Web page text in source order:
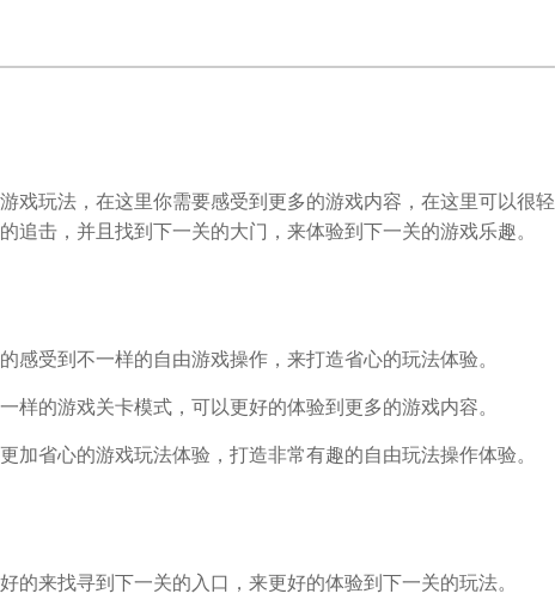
戏玩法，在这里你需要感受到更多的游戏内容，在这里可以很轻
追击，并且找到下一关的大门，来体验到下一关的游戏乐趣。
感受到不一样的自由游戏操作，来打造省心的玩法体验。
样的游戏关卡模式，可以更好的体验到更多的游戏内容。
加省心的游戏玩法体验，打造非常有趣的自由玩法操作体验。
的来找寻到下一关的入口，来更好的体验到下一关的玩法。